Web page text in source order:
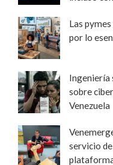
Las
por lo
Ingeniería
sobre
Venezuela
servicio